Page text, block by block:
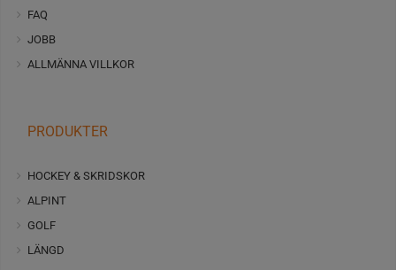
FAQ
JOBB
ALLMÄNNA VILLKOR
PRODUKTER
HOCKEY & SKRIDSKOR
ALPINT
GOLF
LÄNGD